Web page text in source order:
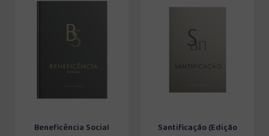
Beneficência Social
Santificação (Edição